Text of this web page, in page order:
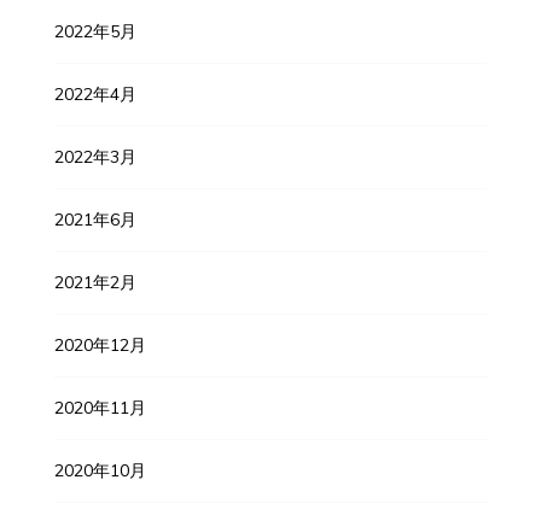
2022年5月
2022年4月
2022年3月
2021年6月
2021年2月
2020年12月
2020年11月
2020年10月